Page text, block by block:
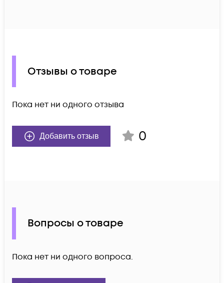
Отзывы о товаре
Пока нет ни одного отзыва
Добавить отзыв 0
Вопросы о товаре
Пока нет ни одного вопроса.